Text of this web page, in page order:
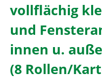
vollflächig
und
innen u.
(8 Rollen/